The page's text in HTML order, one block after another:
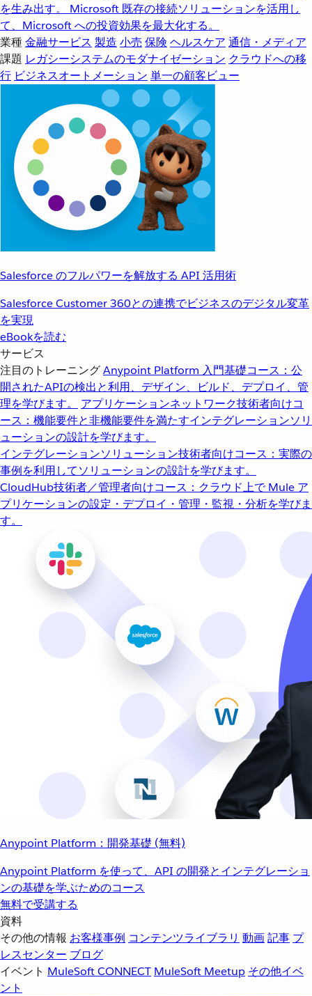
を生み出す。
Microsoft 既存の接続ソリューションを活用し
て、Microsoft への投資効果を最大化する。
業種金融サービス 製造 小売 保険 ヘルスケア 通信・メディア
課題 レガシーシステムのモダナイゼーション クラウドへの移
行 ビジネスオートメーション 単一の顧客ビュー
Salesforce のフルパワーを解放する API 活用術
Salesforce Customer 360との連携でビジネスのデジタル変革
を実現
eBookを読む
サービス
注目のトレーニングAnypoint Platform 入門基礎コース：公
開されたAPIの検出と利用、デザイン、ビルド、デプロイ、管
理を学びます。
アプリケーションネットワーク技術者向けコ
ース：機能要件と非機能要件を満たすインテグレーションソリ
ューションの設計を学びます。
インテグレーションソリューション技術者向けコース：実際の
事例を利用してソリューションの設計を学びます。
CloudHub技術者／管理者向けコース：クラウド上で Mule ア
プリケーションの設定・デプロイ・管理・監視・分析を学びま
す。
Anypoint Platform：開発基礎 (無料)
Anypoint Platform を使って、API の開発とインテグレーショ
ンの基礎を学ぶためのコース
無料で受講する
資料
その他の情報 お客様事例 コンテンツライブラリ 動画記事 プ
レスセンター ブログ
イベント MuleSoft CONNECT MuleSoft Meetup その他イベ
ント